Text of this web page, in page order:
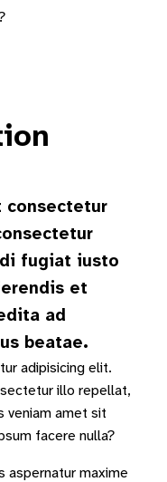
consectetur
fugiat iusto
et
ad
beatae.
adipisicing elit.
illo repellat,
veniam amet sit
facere nulla?
aspernatur maxime